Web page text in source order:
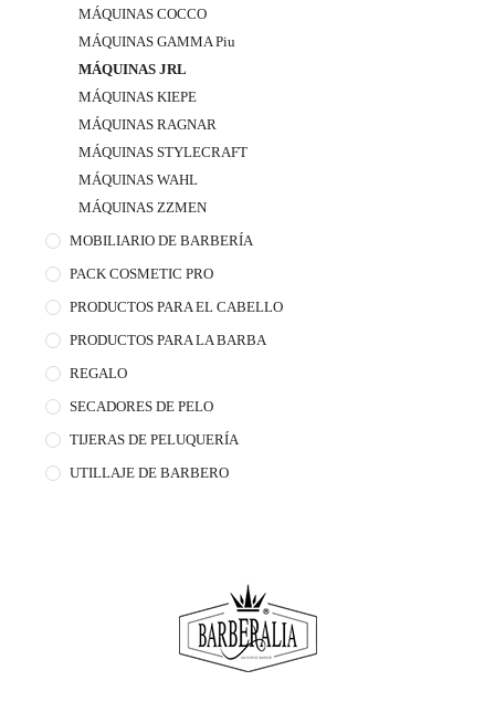
MÁQUINAS COCCO
MÁQUINAS GAMMA Piu
MÁQUINAS JRL
MÁQUINAS KIEPE
MÁQUINAS RAGNAR
MÁQUINAS STYLECRAFT
MÁQUINAS WAHL
MÁQUINAS ZZMEN
MOBILIARIO DE BARBERÍA
PACK COSMETIC PRO
PRODUCTOS PARA EL CABELLO
PRODUCTOS PARA LA BARBA
REGALO
SECADORES DE PELO
TIJERAS DE PELUQUERÍA
UTILLAJE DE BARBERO